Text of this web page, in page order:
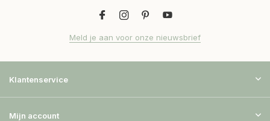
Meld je aan voor onze nieuwsbrief
Klantenservice
Mijn account